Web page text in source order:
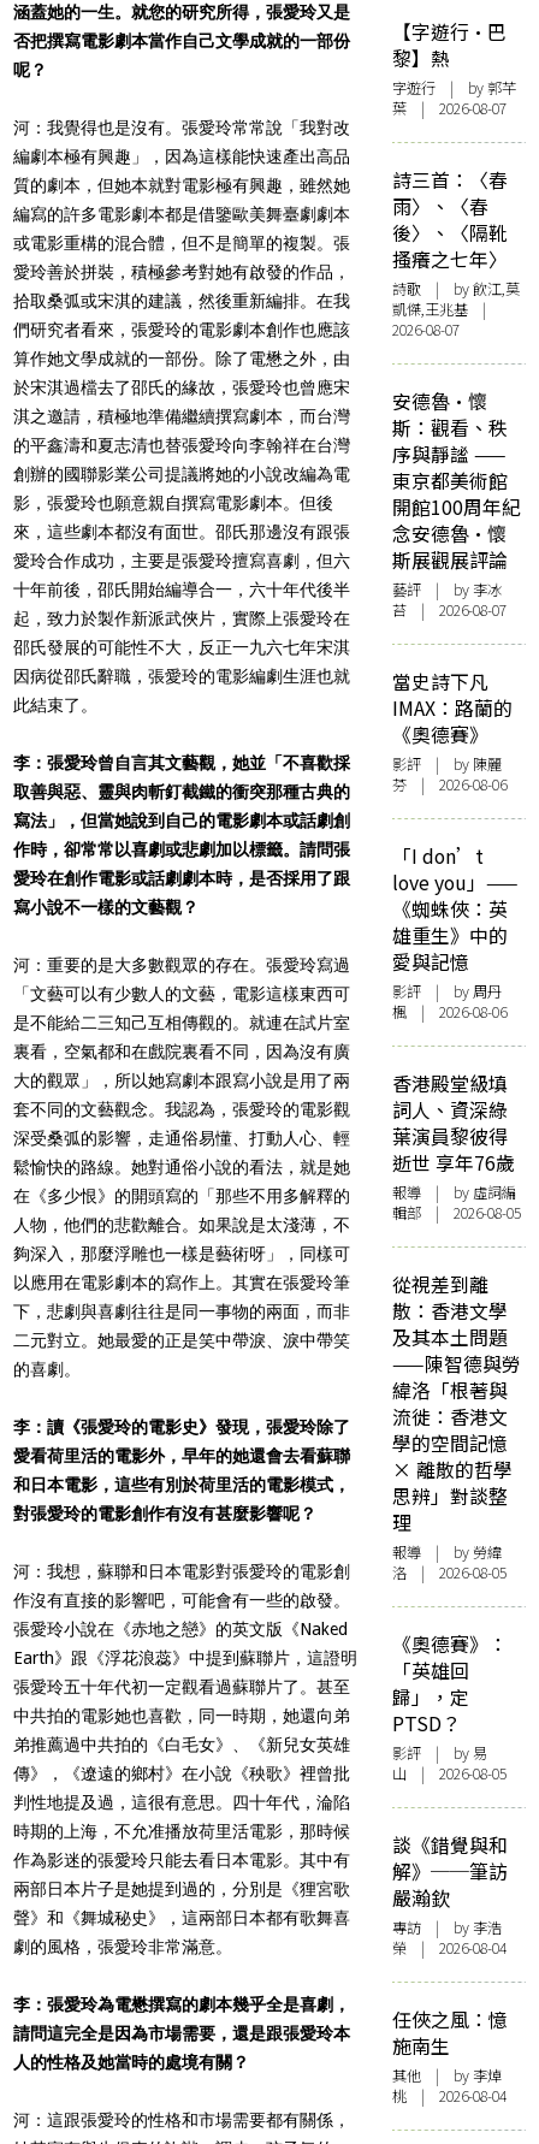
涵蓋她的一生。就您的研究所得，張愛玲又是
否把撰寫電影劇本當作自己文學成就的一部份
呢？
河：我覺得也是沒有。張愛玲常常說「我對改
編劇本極有興趣」，因為這樣能快速產出高品
質的劇本，但她本就對電影極有興趣，雖然她
編寫的許多電影劇本都是借鑒歐美舞臺劇劇本
或電影重構的混合體，但不是簡單的複製。張
愛玲善於拼裝，積極參考對她有啟發的作品，
拾取桑弧或宋淇的建議，然後重新編排。在我
們研究者看來，張愛玲的電影劇本創作也應該
算作她文學成就的一部份。除了電懋之外，由
於宋淇過檔去了邵氏的緣故，張愛玲也曾應宋
淇之邀請，積極地準備繼續撰寫劇本，而台灣
的平鑫濤和夏志清也替張愛玲向李翰祥在台灣
創辦的國聯影業公司提議將她的小說改編為電
影，張愛玲也願意親自撰寫電影劇本。但後
來，這些劇本都沒有面世。邵氏那邊沒有跟張
愛玲合作成功，主要是張愛玲擅寫喜劇，但六
十年前後，邵氏開始編導合一，六十年代後半
起，致力於製作新派武俠片，實際上張愛玲在
邵氏發展的可能性不大，反正一九六七年宋淇
因病從邵氏辭職，張愛玲的電影編劇生涯也就
此結束了。
李：張愛玲曾自言其文藝觀，她並「不喜歡採
取善與惡、靈與肉斬釘截鐵的衝突那種古典的
寫法」，但當她說到自己的電影劇本或話劇創
作時，卻常常以喜劇或悲劇加以標籤。請問張
愛玲在創作電影或話劇劇本時，是否採用了跟
寫小說不一樣的文藝觀？
河：重要的是大多數觀眾的存在。張愛玲寫過
「文藝可以有少數人的文藝，電影這樣東西可
是不能給二三知己互相傳觀的。就連在試片室
裏看，空氣都和在戲院裏看不同，因為沒有廣
大的觀眾」，所以她寫劇本跟寫小說是用了兩
套不同的文藝觀念。我認為，張愛玲的電影觀
深受桑弧的影響，走通俗易懂、打動人心、輕
鬆愉快的路線。她對通俗小說的看法，就是她
在《多少恨》的開頭寫的「那些不用多解釋的
人物，他們的悲歡離合。如果說是太淺薄，不
夠深入，那麼浮雕也一樣是藝術呀」，同樣可
以應用在電影劇本的寫作上。其實在張愛玲筆
下，悲劇與喜劇往往是同一事物的兩面，而非
二元對立。她最愛的正是笑中帶淚、淚中帶笑
的喜劇。
李：讀《張愛玲的電影史》發現，張愛玲除了
愛看荷里活的電影外，早年的她還會去看蘇聯
和日本電影，這些有別於荷里活的電影模式，
對張愛玲的電影創作有沒有甚麼影響呢？
河：我想，蘇聯和日本電影對張愛玲的電影創
作沒有直接的影響吧，可能會有一些的啟發。
張愛玲小說在《赤地之戀》的英文版《Naked
Earth》跟《浮花浪蕊》中提到蘇聯片，這證明
張愛玲五十年代初一定觀看過蘇聯片了。甚至
中共拍的電影她也喜歡，同一時期，她還向弟
弟推薦過中共拍的《白毛女》、《新兒女英雄
傳》，《遼遠的鄉村》在小說《秧歌》裡曾批
判性地提及過，這很有意思。四十年代，淪陷
時期的上海，不允准播放荷里活電影，那時候
作為影迷的張愛玲只能去看日本電影。其中有
兩部日本片子是她提到過的，分別是《狸宮歌
聲》和《舞城秘史》，這兩部日本都有歌舞喜
劇的風格，張愛玲非常滿意。
李：張愛玲為電懋撰寫的劇本幾乎全是喜劇，
請問這完全是因為市場需要，還是跟張愛玲本
人的性格及她當時的處境有關？
河：這跟張愛玲的性格和市場需要都有關係，
【字遊行·巴
黎】熱
字遊行 | by 郭芊
葉 | 2026-08-07
詩三首：〈春
雨〉、〈春
後〉、〈隔靴
搔癢之七年〉
詩歌 | by 飲江,莫
凱傑,王兆基 |
2026-08-07
安德魯·懷
斯：觀看、秩
序與靜謐 ——
東京都美術館
開館100周年紀
念安德魯·懷
斯展觀展評論
藝評 | by 李冰
苔 | 2026-08-07
當史詩下凡
IMAX：路蘭的
《奧德賽》
影評 | by 陳麗
芬 | 2026-08-06
「I don’t
love you」——
《蜘蛛俠：英
雄重生》中的
愛與記憶
影評 | by周丹
楓 | 2026-08-06
香港殿堂級填
詞人、資深綠
葉演員黎彼得
逝世 享年76歲
報導 | by 虛詞編
輯部 | 2026-08-05
從視差到離
散：香港文學
及其本土問題
——陳智德與勞
緯洛「根著與
流徙：香港文
學的空間記憶
× 離散的哲學
思辨」對談整
理
報導 | by 勞緯
洛 | 2026-08-05
《奧德賽》：
「英雄回
歸」，定
PTSD？
影評 | by 易
山 | 2026-08-05
談《錯覺與和
解》──筆訪
嚴瀚欽
專訪 | by 李浩
榮 | 2026-08-04
任俠之風：憶
施南生
其他 | by 李焯
桃 | 2026-08-04